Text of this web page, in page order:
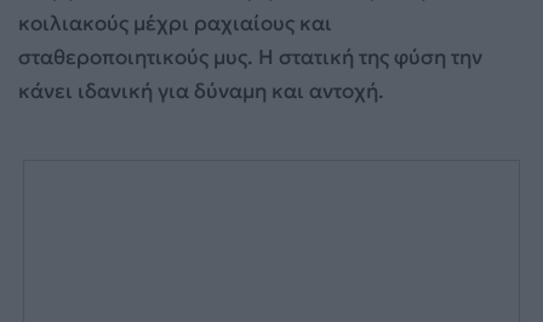
κοιλιακούς μέχρι ραχιαίους και
σταθεροποιητικούς μυς. Η στατική της φύση την
κάνει ιδανική για δύναμη και αντοχή.